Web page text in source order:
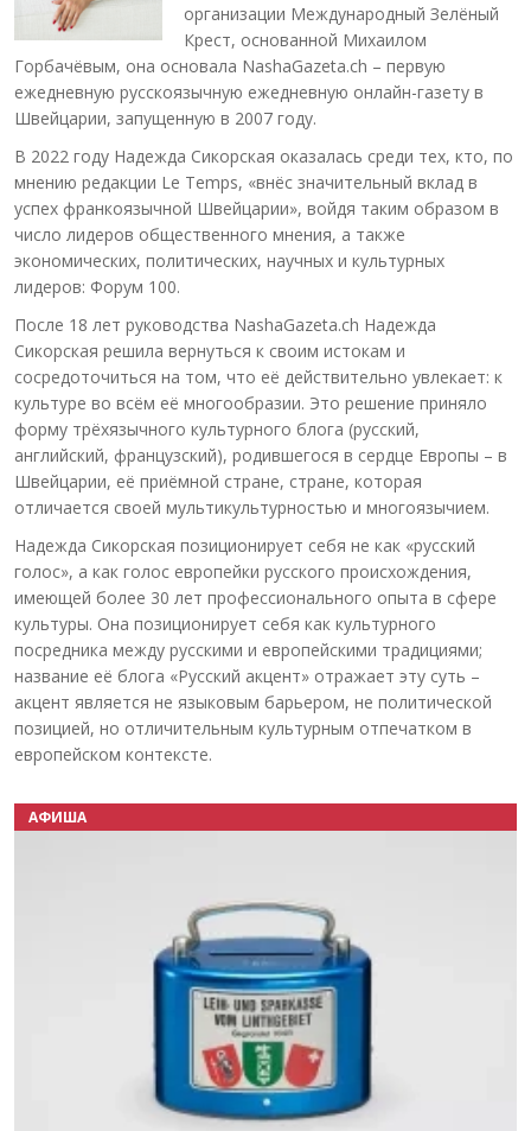
организации Международный Зелёный
Крест, основанной Михаилом
Горбачёвым, она основала NashaGazeta.ch – первую
ежедневную русскоязычную ежедневную онлайн-газету в
Швейцарии, запущенную в 2007 году.
В 2022 году Надежда Сикорская оказалась среди тех, кто, по
мнению редакции Le Temps, «внёс значительный вклад в
успех франкоязычной Швейцарии», войдя таким образом в
число лидеров общественного мнения, а также
экономических, политических, научных и культурных
лидеров: Форум 100.
После 18 лет руководства NashaGazeta.ch Надежда
Сикорская решила вернуться к своим истокам и
сосредоточиться на том, что её действительно увлекает: к
культуре во всём её многообразии. Это решение приняло
форму трёхязычного культурного блога (русский,
английский, французский), родившегося в сердце Европы – в
Швейцарии, её приёмной стране, стране, которая
отличается своей мультикультурностью и многоязычием.
Надежда Сикорская позиционирует себя не как «русский
голос», а как голос европейки русского происхождения,
имеющей более 30 лет профессионального опыта в сфере
культуры. Она позиционирует себя как культурного
посредника между русскими и европейскими традициями;
название её блога «Русский акцент» отражает эту суть –
акцент является не языковым барьером, не политической
позицией, но отличительным культурным отпечатком в
европейском контексте.
АФИША